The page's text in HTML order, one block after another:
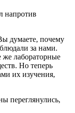
напротив
думаете, почему
за нами.
лабораторные
Но теперь
их изучения,
переглянулись,